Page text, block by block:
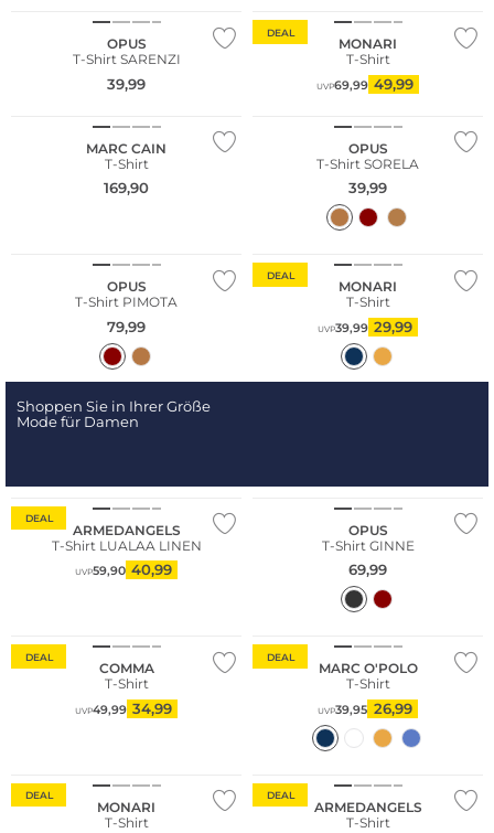
OPUS
T-Shirt SARENZI
39,99
DEAL
MONARI
T-Shirt
UVP69,99 49,99
MARC CAIN
T-Shirt
169,90
OPUS
T-Shirt SORELA
39,99
OPUS
T-Shirt PIMOTA
79,99
DEAL
Große Größen
MONARI
T-Shirt
UVP39,99 29,99
Shoppen Sie in Ihrer Größe
Mode für Damen
DEAL
ARMEDANGELS
T-Shirt LUALAA LINEN
UVP59,90 40,99
OPUS
T-Shirt GINNE
69,99
DEAL
COMMA
T-Shirt
UVP49,99 34,99
DEAL
MARC O'POLO
T-Shirt
UVP39,95 26,99
DEAL
MONARI
T-Shirt
DEAL
Nachhaltig
ARMEDANGELS
T-Shirt